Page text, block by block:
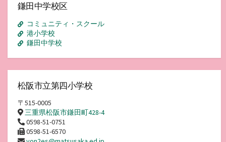
イ
鎌田中学校区
コミュニティ・スクール
港小学校
鎌田中学校
松阪市立第四小学校
〒515-0005
三重県松阪市鎌田町428-4
0598-51-0751
0598-51-6570